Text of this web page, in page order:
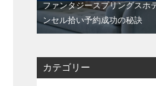
ファンタジースプリングスホ
ンセル拾い予約成功の秘訣
カテゴリー